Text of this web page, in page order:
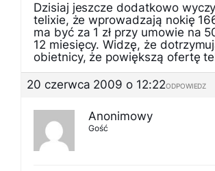
Dzisiaj jeszcze dodatkowo
telixie, że wprowadzają nokię
ma być za 1 zł przy umowie na
12 miesięcy. Widzę, że
obietnicy, że powiększą ofertę
20 czerwca 2009 o 12:22ODPOWIEDZ
Anonimowy
Gość